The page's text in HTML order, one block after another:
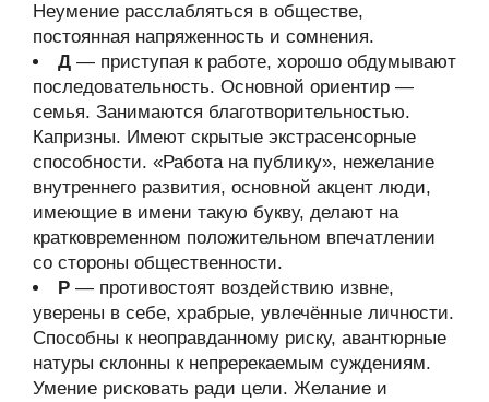
Неумение расслабляться в обществе,
постоянная напряженность и сомнения.
Д — приступая к работе, хорошо обдумывают
последовательность. Основной ориентир —
семья. Занимаются благотворительностью.
Капризны. Имеют скрытые экстрасенсорные
способности. «Работа на публику», нежелание
внутреннего развития, основной акцент люди,
имеющие в имени такую букву, делают на
кратковременном положительном впечатлении
со стороны общественности.
Р — противостоят воздействию извне,
уверены в себе, храбрые, увлечённые личности.
Способны к неоправданному риску, авантюрные
натуры склонны к непререкаемым суждениям.
Умение рисковать ради цели. Желание и